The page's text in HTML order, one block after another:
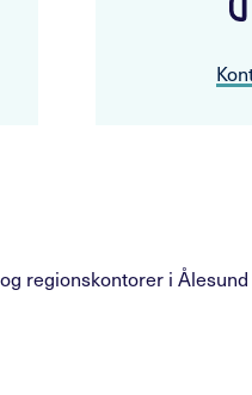
regionskontorer i Ålesund